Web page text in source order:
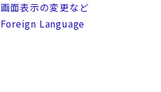
画面表示の変更など
Foreign Language